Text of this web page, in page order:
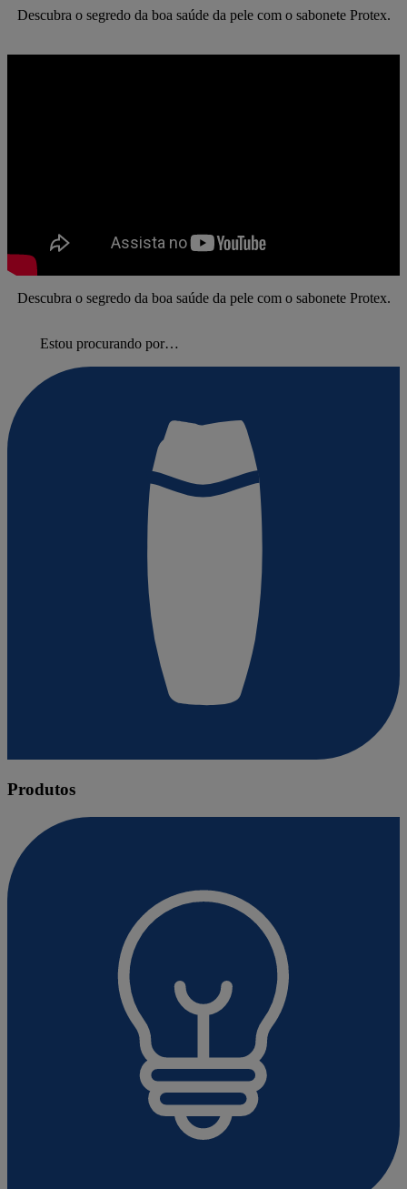
Descubra o segredo da boa saúde da pele com o sabonete Protex.
Descubra o segredo da boa saúde da pele com o sabonete Protex.
Estou procurando por…
Produtos